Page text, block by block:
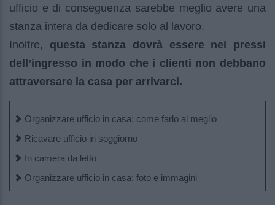
ufficio e di conseguenza sarebbe meglio avere una
stanza intera da dedicare solo al lavoro.
Inoltre, questa stanza dovrà essere nei pressi
dell’ingresso in modo che i clienti non debbano
attraversare la casa per arrivarci.
Organizzare ufficio in casa: come farlo al meglio
Ricavare ufficio in soggiorno
In camera da letto
Organizzare ufficio in casa: foto e immagini